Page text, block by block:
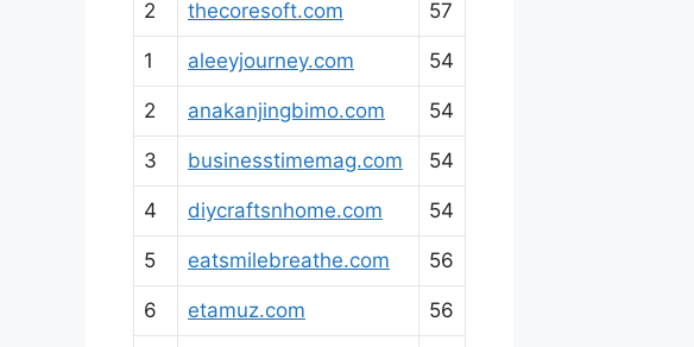
2 thecoresoft.com 57
1 aleeyjourney.com 54
2 anakanjingbimo.com 54
3 businesstimemag.com 54
4 diycraftsnhome.com 54
5 eatsmilebreathe.com 56
6 etamuz.com 56